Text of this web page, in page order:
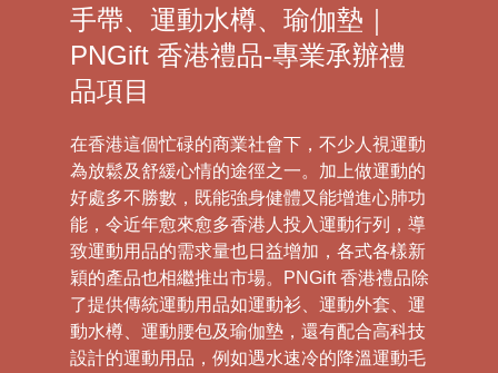
手帶、運動水樽、瑜伽墊｜
PNGift 香港禮品-專業承辦禮
品項目
在香港這個忙碌的商業社會下，不少人視運動
為放鬆及舒緩心情的途徑之一。加上做運動的
好處多不勝數，既能強身健體又能增進心肺功
能，令近年愈來愈多香港人投入運動行列，導
致運動用品的需求量也日益增加，各式各樣新
穎的產品也相繼推出市場。PNGift 香港禮品除
了提供傳統運動用品如運動衫、運動外套、運
動水樽、運動腰包及瑜伽墊，還有配合高科技
設計的運動用品，例如遇水速冷的降溫運動毛